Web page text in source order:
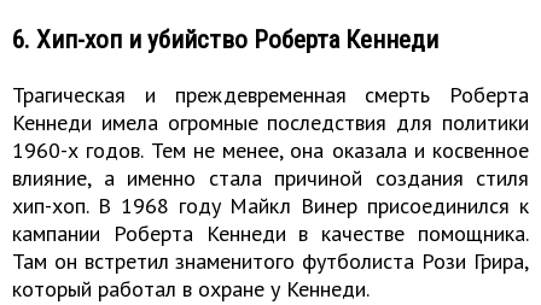
6. Хип-хоп и убийство Роберта Кеннеди
Трагическая и преждевременная смерть Роберта
Кеннеди имела огромные последствия для политики
1960-х годов. Тем не менее, она оказала и косвенное
влияние, а именно стала причиной создания стиля
хип-хоп. В 1968 году Майкл Винер присоединился к
кампании Роберта Кеннеди в качестве помощника.
Там он встретил знаменитого футболиста Рози Грира,
который работал в охране у Кеннеди.